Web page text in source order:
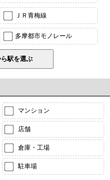
ＪＲ青梅線
多摩都市モノレール
マンション
店舗
倉庫・工場
駐車場